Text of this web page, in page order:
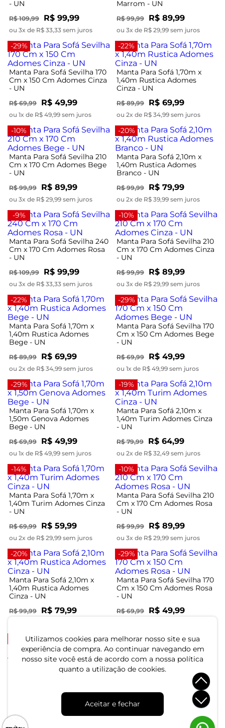
Utilizamos cookies para melhorar nosso site e sua
experiência de compra. Ao continuar navegando em
nosso site você está de acordo com a nossa política
quanto a utilização de cookies.
Aceitar e fechar
- UN
R$ 109,99 R$ 99,99
ou 3x de R$ 33,33 sem juros
Marrom - UN
R$ 99,99 R$ 89,99
ou 3x de R$ 29,99 sem juros
-29%
Manta Para Sofá Sevilha 170
Cm x 150 Cm Adomes Cinza
- UN
R$ 69,99 R$ 49,99
ou 1x de R$ 49,99 sem juros
-22%
Manta Para Sofá 1,70m x
1,40m Rustica Adomes
Cinza - UN
R$ 89,99 R$ 69,99
ou 2x de R$ 34,99 sem juros
-10%
Manta Para Sofá Sevilha 210
Cm x 170 Cm Adomes Bege
- UN
R$ 99,99 R$ 89,99
ou 3x de R$ 29,99 sem juros
-20%
Manta Para Sofá 2,10m x
1,40m Rustica Adomes
Branco - UN
R$ 99,99 R$ 79,99
ou 2x de R$ 39,99 sem juros
-9%
Manta Para Sofá Sevilha 240
Cm x 170 Cm Adomes Rosa
- UN
R$ 109,99 R$ 99,99
ou 3x de R$ 33,33 sem juros
-10%
Manta Para Sofá Sevilha 210
Cm x 170 Cm Adomes Cinza
- UN
R$ 99,99 R$ 89,99
ou 3x de R$ 29,99 sem juros
-22%
Manta Para Sofá 1,70m x
1,40m Rustica Adomes
Bege - UN
R$ 89,99 R$ 69,99
ou 2x de R$ 34,99 sem juros
-29%
Manta Para Sofá Sevilha 170
Cm x 150 Cm Adomes Bege
- UN
R$ 69,99 R$ 49,99
ou 1x de R$ 49,99 sem juros
-29%
Manta Para Sofá 1,70m x
1,50m Genova Adomes
Bege - UN
R$ 69,99 R$ 49,99
ou 1x de R$ 49,99 sem juros
-19%
Manta Para Sofá 2,10m x
1,40m Turim Adomes Cinza
- UN
R$ 79,99 R$ 64,99
ou 2x de R$ 32,49 sem juros
-14%
Manta Para Sofá 1,70m x
1,40m Turim Adomes Cinza
- UN
R$ 69,99 R$ 59,99
ou 2x de R$ 29,99 sem juros
-10%
Manta Para Sofá Sevilha 210
Cm x 170 Cm Adomes Rosa
- UN
R$ 99,99 R$ 89,99
ou 3x de R$ 29,99 sem juros
-20%
Manta Para Sofá 2,10m x
1,40m Rustica Adomes
Cinza - UN
R$ 99,99 R$ 79,99
-29%
Manta Para Sofá Sevilha 170
Cm x 150 Cm Adomes Rosa
- UN
R$ 69,99 R$ 49,99
-29%
Manta Para Sofá Sevilha 170
Cm x 150 Cm Adomes
R$ 49,99
ou 1x de R$ 49,99 sem juros
-9%
Manta Para Sofá Sevilha 240
Cm x 170 Cm Adomes Bege
R$ 99,99
ou 3x de R$ 33,33 sem juros
-30%